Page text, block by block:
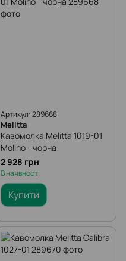
Артикул: 289668
Melitta
Кавомолка Melitta 1019-01
Molino - чорна
2 928 грн
В наявності
Купити